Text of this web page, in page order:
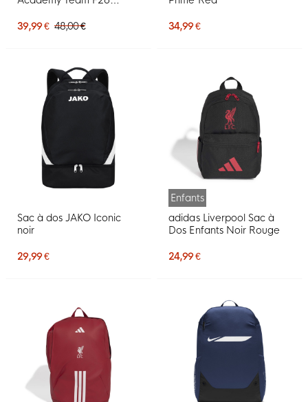
39,99 € 48,00 € 34,99 €
Sac à dos JAKO Iconic
noir
29,99 €
Enfants
adidas Liverpool Sac à
Dos Enfants Noir Rouge
24,99 €